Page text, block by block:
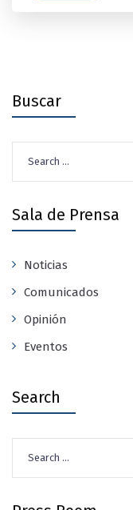
Buscar
for:
Sala de Prensa
Noticias
Comunicados
Opinión
Eventos
Search
for: